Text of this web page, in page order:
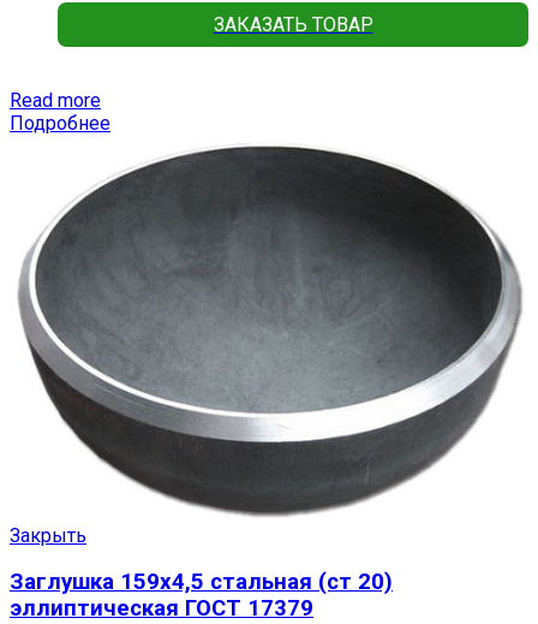
ЗАКАЗАТЬ ТОВАР
Read more
Подробнее
Закрыть
Заглушка 159х4,5 стальная (ст 20)
эллиптическая ГОСТ 17379